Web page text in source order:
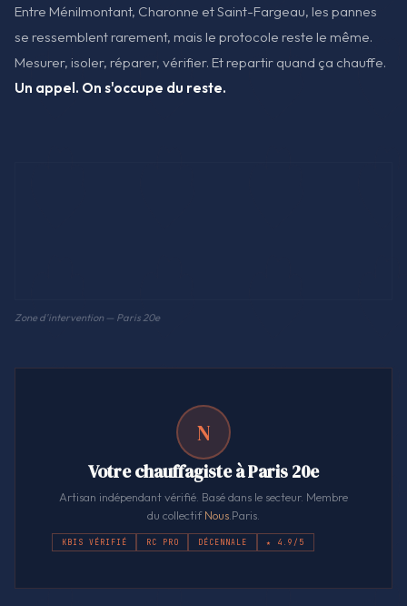
Entre Ménilmontant, Charonne et Saint-Fargeau, les pannes
se ressemblent rarement, mais le protocole reste le même.
Mesurer, isoler, réparer, vérifier. Et repartir quand ça chauffe.
Un appel. On s'occupe du reste.
Zone d'intervention — Paris 20e
N
Votre chauffagiste à Paris 20e
Artisan indépendant vérifié. Basé dans le secteur. Membre
du collectifNous .Paris.
KBIS VÉRIFIÉ RC PRO DÉCENNALE ★ 4.9/5